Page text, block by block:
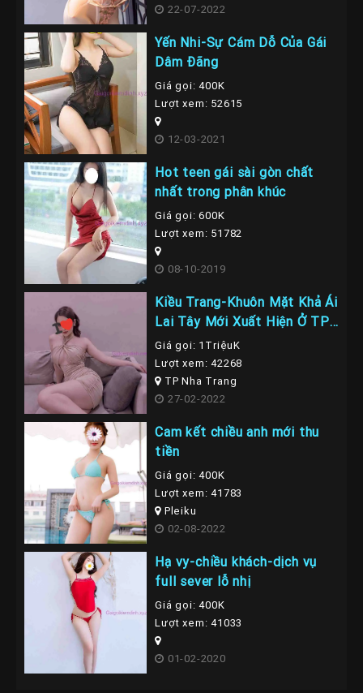
22-07-2022
Yến Nhi-Sự Cám Dỗ Của Gái
Dâm Đãng
Giá gọi: 400K
Lượt xem: 52615
12-03-2021
Hot teen gái sài gòn chất
nhất trong phân khúc
Giá gọi: 600K
Lượt xem: 51782
08-10-2019
Kiều Trang-Khuôn Mặt Khả Ái
Lai Tây Mới Xuất Hiện Ở TP
Nha Trang
Giá gọi: 1TriệuK
Lượt xem: 42268
TP Nha Trang
27-02-2022
Cam kết chiều anh mới thu
tiền
Giá gọi: 400K
Lượt xem: 41783
Pleiku
02-08-2022
Hạ vy-chiều khách-dịch vụ
full sever lỗ nhị
Giá gọi: 400K
Lượt xem: 41033
01-02-2020